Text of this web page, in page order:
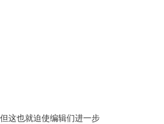
这也就迫使编辑们进一步